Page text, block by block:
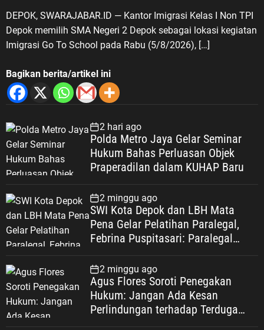
DEPOK, SWARAJABAR.ID — Kantor Imigrasi Kelas I Non TPI
Depok memilih SMA Negeri 2 Depok sebagai lokasi kegiatan
Imigrasi Go To School pada Rabu (5/8/2026), […]
Bagikan berita/artikel ini
2 hari ago
Polda Metro Jaya Gelar Seminar
Hukum Bahas Perluasan Objek
Praperadilan dalam KUHAP Baru
2 minggu ago
SWI Kota Depok dan LBH Mata
Pena Gelar Pelatihan Paralegal,
Febrina Puspitasari: Paralegal
Keadilan Warga Depok
2 minggu ago
Agus Flores Soroti Penegakan
Hukum: Jangan Ada Kesan
Perlindungan terhadap Terduga